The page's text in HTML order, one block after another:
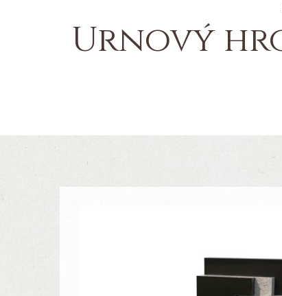
Urnový